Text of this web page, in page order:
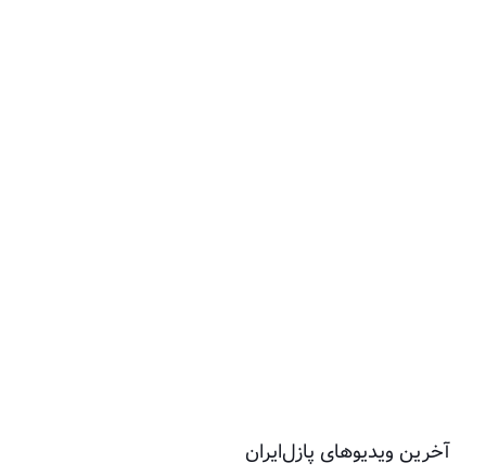
آخرین ویدیوهای پازل‌ایران